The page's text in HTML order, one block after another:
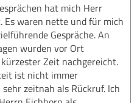
hat mich Herr
Es waren nette und für mich
Gespräche. An
wurden vor Ort
Zeit nachgereicht.
ist nicht immer
zeitnah als Rückruf. Ich